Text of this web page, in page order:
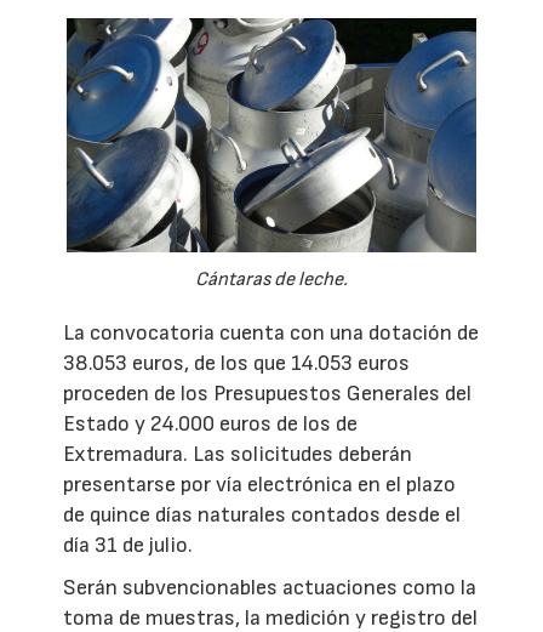
Cántaras de leche.
La convocatoria cuenta con una dotación de
38.053 euros, de los que 14.053 euros
proceden de los Presupuestos Generales del
Estado y 24.000 euros de los de
Extremadura. Las solicitudes deberán
presentarse por vía electrónica en el plazo
de quince días naturales contados desde el
día 31 de julio.
Serán subvencionables actuaciones como la
toma de muestras, la medición y registro del